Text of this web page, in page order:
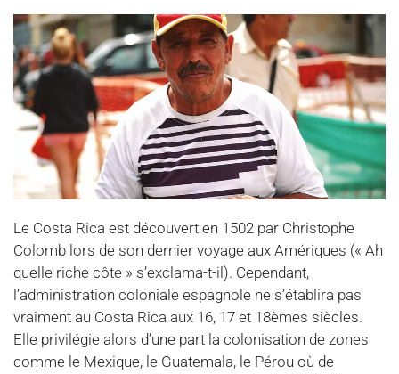
Le Costa Rica est découvert en 1502 par Christophe
Colomb lors de son dernier voyage aux Amériques (« Ah
quelle riche côte » s’exclama-t-il). Cependant,
l’administration coloniale espagnole ne s’établira pas
vraiment au Costa Rica aux 16, 17 et 18èmes siècles.
Elle privilégie alors d’une part la colonisation de zones
comme le Mexique, le Guatemala, le Pérou où de